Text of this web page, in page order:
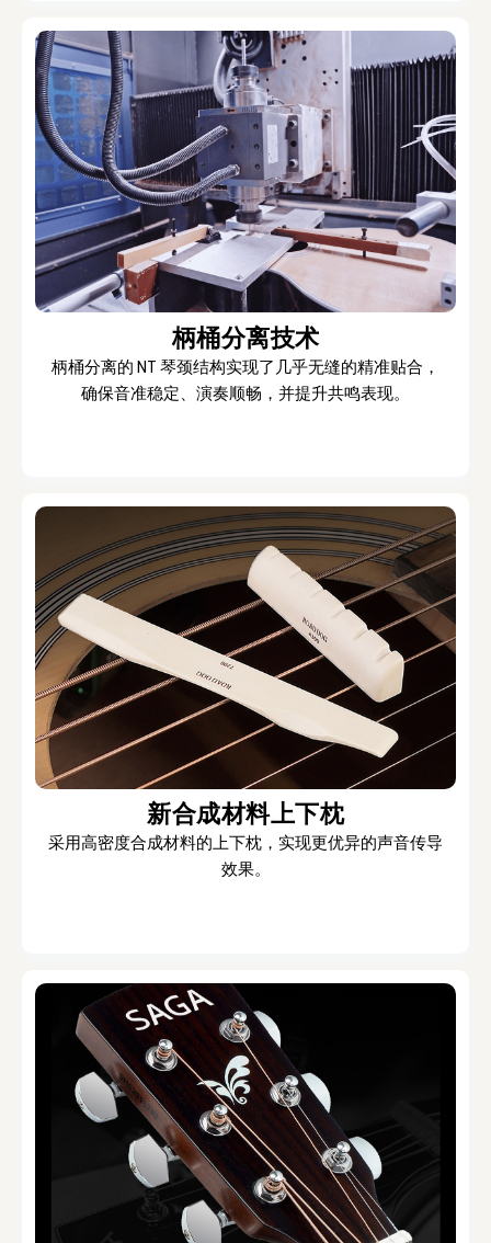
柄桶分离技术
柄桶分离的 NT 琴颈结构实现了几乎无缝的精准贴合，
确保音准稳定、演奏顺畅，并提升共鸣表现。
新合成材料上下枕
采用高密度合成材料的上下枕，实现更优异的声音传导
效果。